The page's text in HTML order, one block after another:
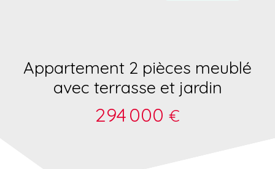
Appartement 2 pièces meublé
avec terrasse et jardin
294 000 €